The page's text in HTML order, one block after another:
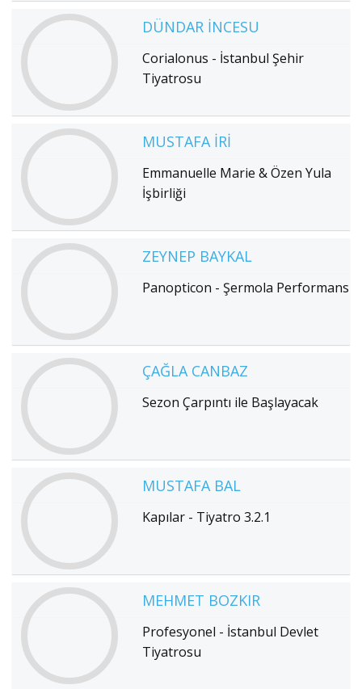
DÜNDAR İNCESU
Corialonus - İstanbul Şehir
Tiyatrosu
MUSTAFA İRI
Emmanuelle Marie & Özen Yula
İşbirliği
ZEYNEP BAYKAL
Panopticon - Şermola Performans
ÇAĞLA CANBAZ
Sezon Çarpıntı ile Başlayacak
MUSTAFA BAL
Kapılar - Tiyatro 3.2.1
MEHMET BOZKIR
Profesyonel - İstanbul Devlet
Tiyatrosu